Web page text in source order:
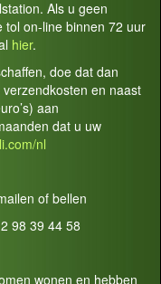
Als u geen
tol on-line binnen 72 uur
hier.
doe dat dan
en naast
aan
dat u uw
nl
of bellen
98 39 44 58
wonen en hebben